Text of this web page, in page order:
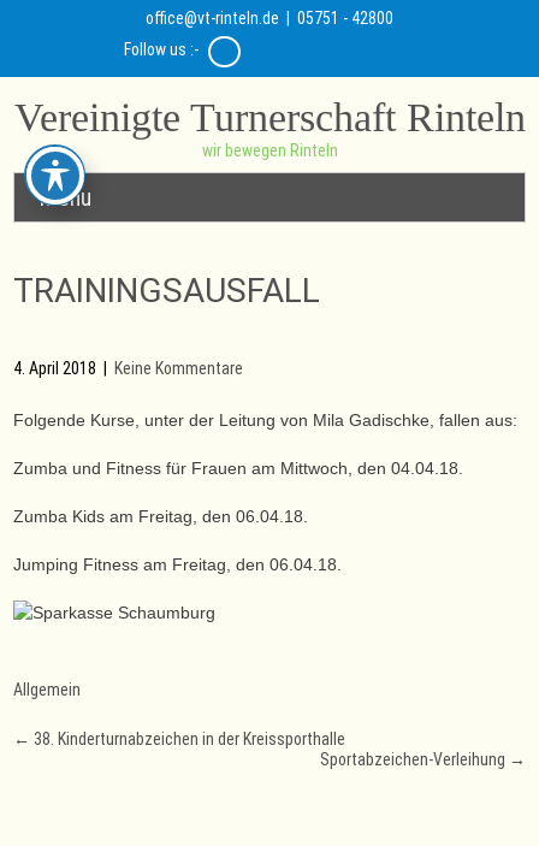
office@vt-rinteln.de | 05751 - 42800
Follow us :-
Vereinigte Turnerschaft Rinteln
wir bewegen Rinteln
Menu
TRAININGSAUSFALL
4. April 2018 Keine Kommentare
Folgende Kurse, unter der Leitung von Mila Gadischke, fallen aus:
Zumba und Fitness für Frauen am Mittwoch, den 04.04.18.
Zumba Kids am Freitag, den 06.04.18.
Jumping Fitness am Freitag, den 06.04.18.
Allgemein
Post
← 38. Kinderturnabzeichen in der Kreissporthalle
Sportabzeichen-Verleihung →